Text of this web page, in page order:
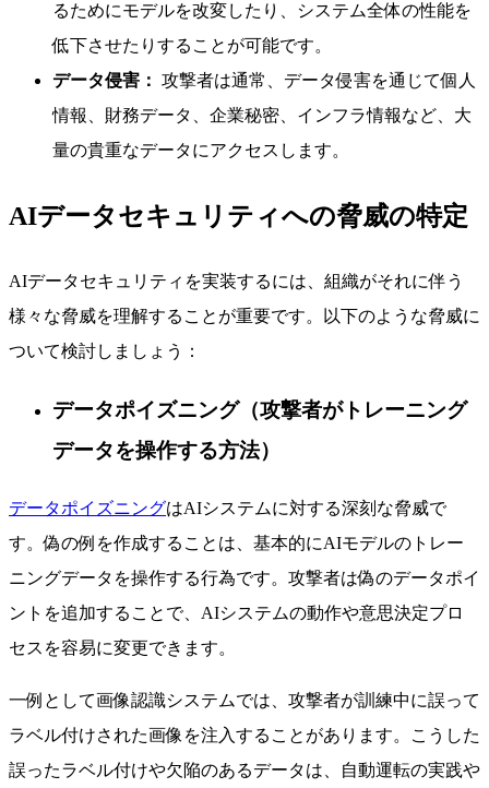
るためにモデルを改変したり、システム全体の性能を
低下させたりすることが可能です。
データ侵害： 攻撃者は通常、データ侵害を通じて個人
情報、財務データ、企業秘密、インフラ情報など、大
量の貴重なデータにアクセスします。
AIデータセキュリティへの脅威の特定
AIデータセキュリティを実装するには、組織がそれに伴う
様々な脅威を理解することが重要です。以下のような脅威に
ついて検討しましょう：
データポイズニング（攻撃者がトレーニング
データを操作する方法）
データポイズニングはAIシステムに対する深刻な脅威で
す。偽の例を作成することは、基本的にAIモデルのトレー
ニングデータを操作する行為です。攻撃者は偽のデータポイ
ントを追加することで、AIシステムの動作や意思決定プロ
セスを容易に変更できます。
一例として画像認識システムでは、攻撃者が訓練中に誤って
ラベル付けされた画像を注入することがあります。こうした
誤ったラベル付けや欠陥のあるデータは、自動運転の実践や